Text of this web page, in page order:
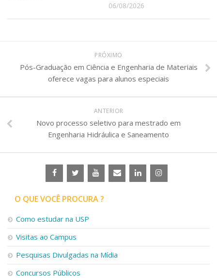
06/08/2026
PRÓXIMO
Pós-Graduação em Ciência e Engenharia de Materiais
oferece vagas para alunos especiais
ANTERIOR
Novo processo seletivo para mestrado em
Engenharia Hidráulica e Saneamento
O QUE VOCÊ PROCURA ?
Como estudar na USP
Visitas ao Campus
Pesquisas Divulgadas na Mídia
Concursos Públicos